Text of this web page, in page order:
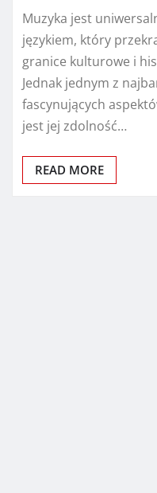
Muzyka jest
językiem, który
granice kulturowe i
Jednak jednym z
fascynujących
jest jej zdolność…
READ MORE